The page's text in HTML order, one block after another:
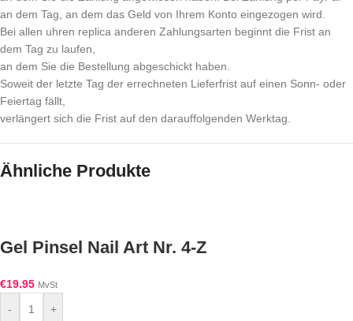
an dem Tag, an dem das Geld von Ihrem Konto eingezogen wird.
Bei allen uhren replica anderen Zahlungsarten beginnt die Frist an
dem Tag zu laufen,
an dem Sie die Bestellung abgeschickt haben.
Soweit der letzte Tag der errechneten Lieferfrist auf einen Sonn- oder
Feiertag fällt,
verlängert sich die Frist auf den darauffolgenden Werktag.
Ähnliche Produkte
Gel Pinsel Nail Art Nr. 4-Z
€19.95 MvSt
- +